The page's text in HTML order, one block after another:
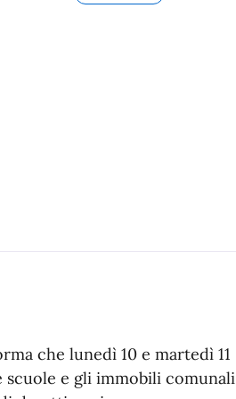
che lunedì 10 e martedì 11
e gli immobili comunali